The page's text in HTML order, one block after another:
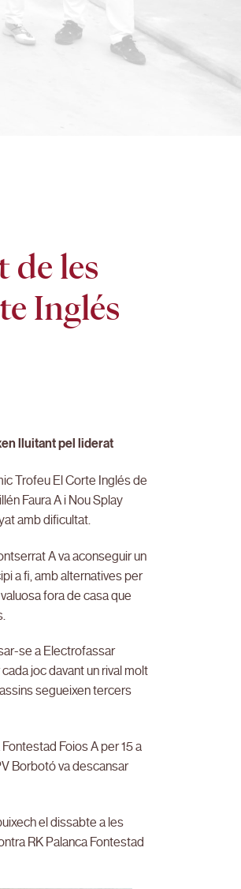
de les
Inglés
lluitant pel liderat
Trofeu El Corte Inglés de
Faura A i Nou Splay
amb dificultat.
A va aconseguir un
a fi, amb alternatives per
fora de casa que
se a Electrofassar
joc davant un rival molt
segueixen tercers
Foios A per 15 a
Borbotó va descansar
el dissabte a les
RK Palanca Fontestad